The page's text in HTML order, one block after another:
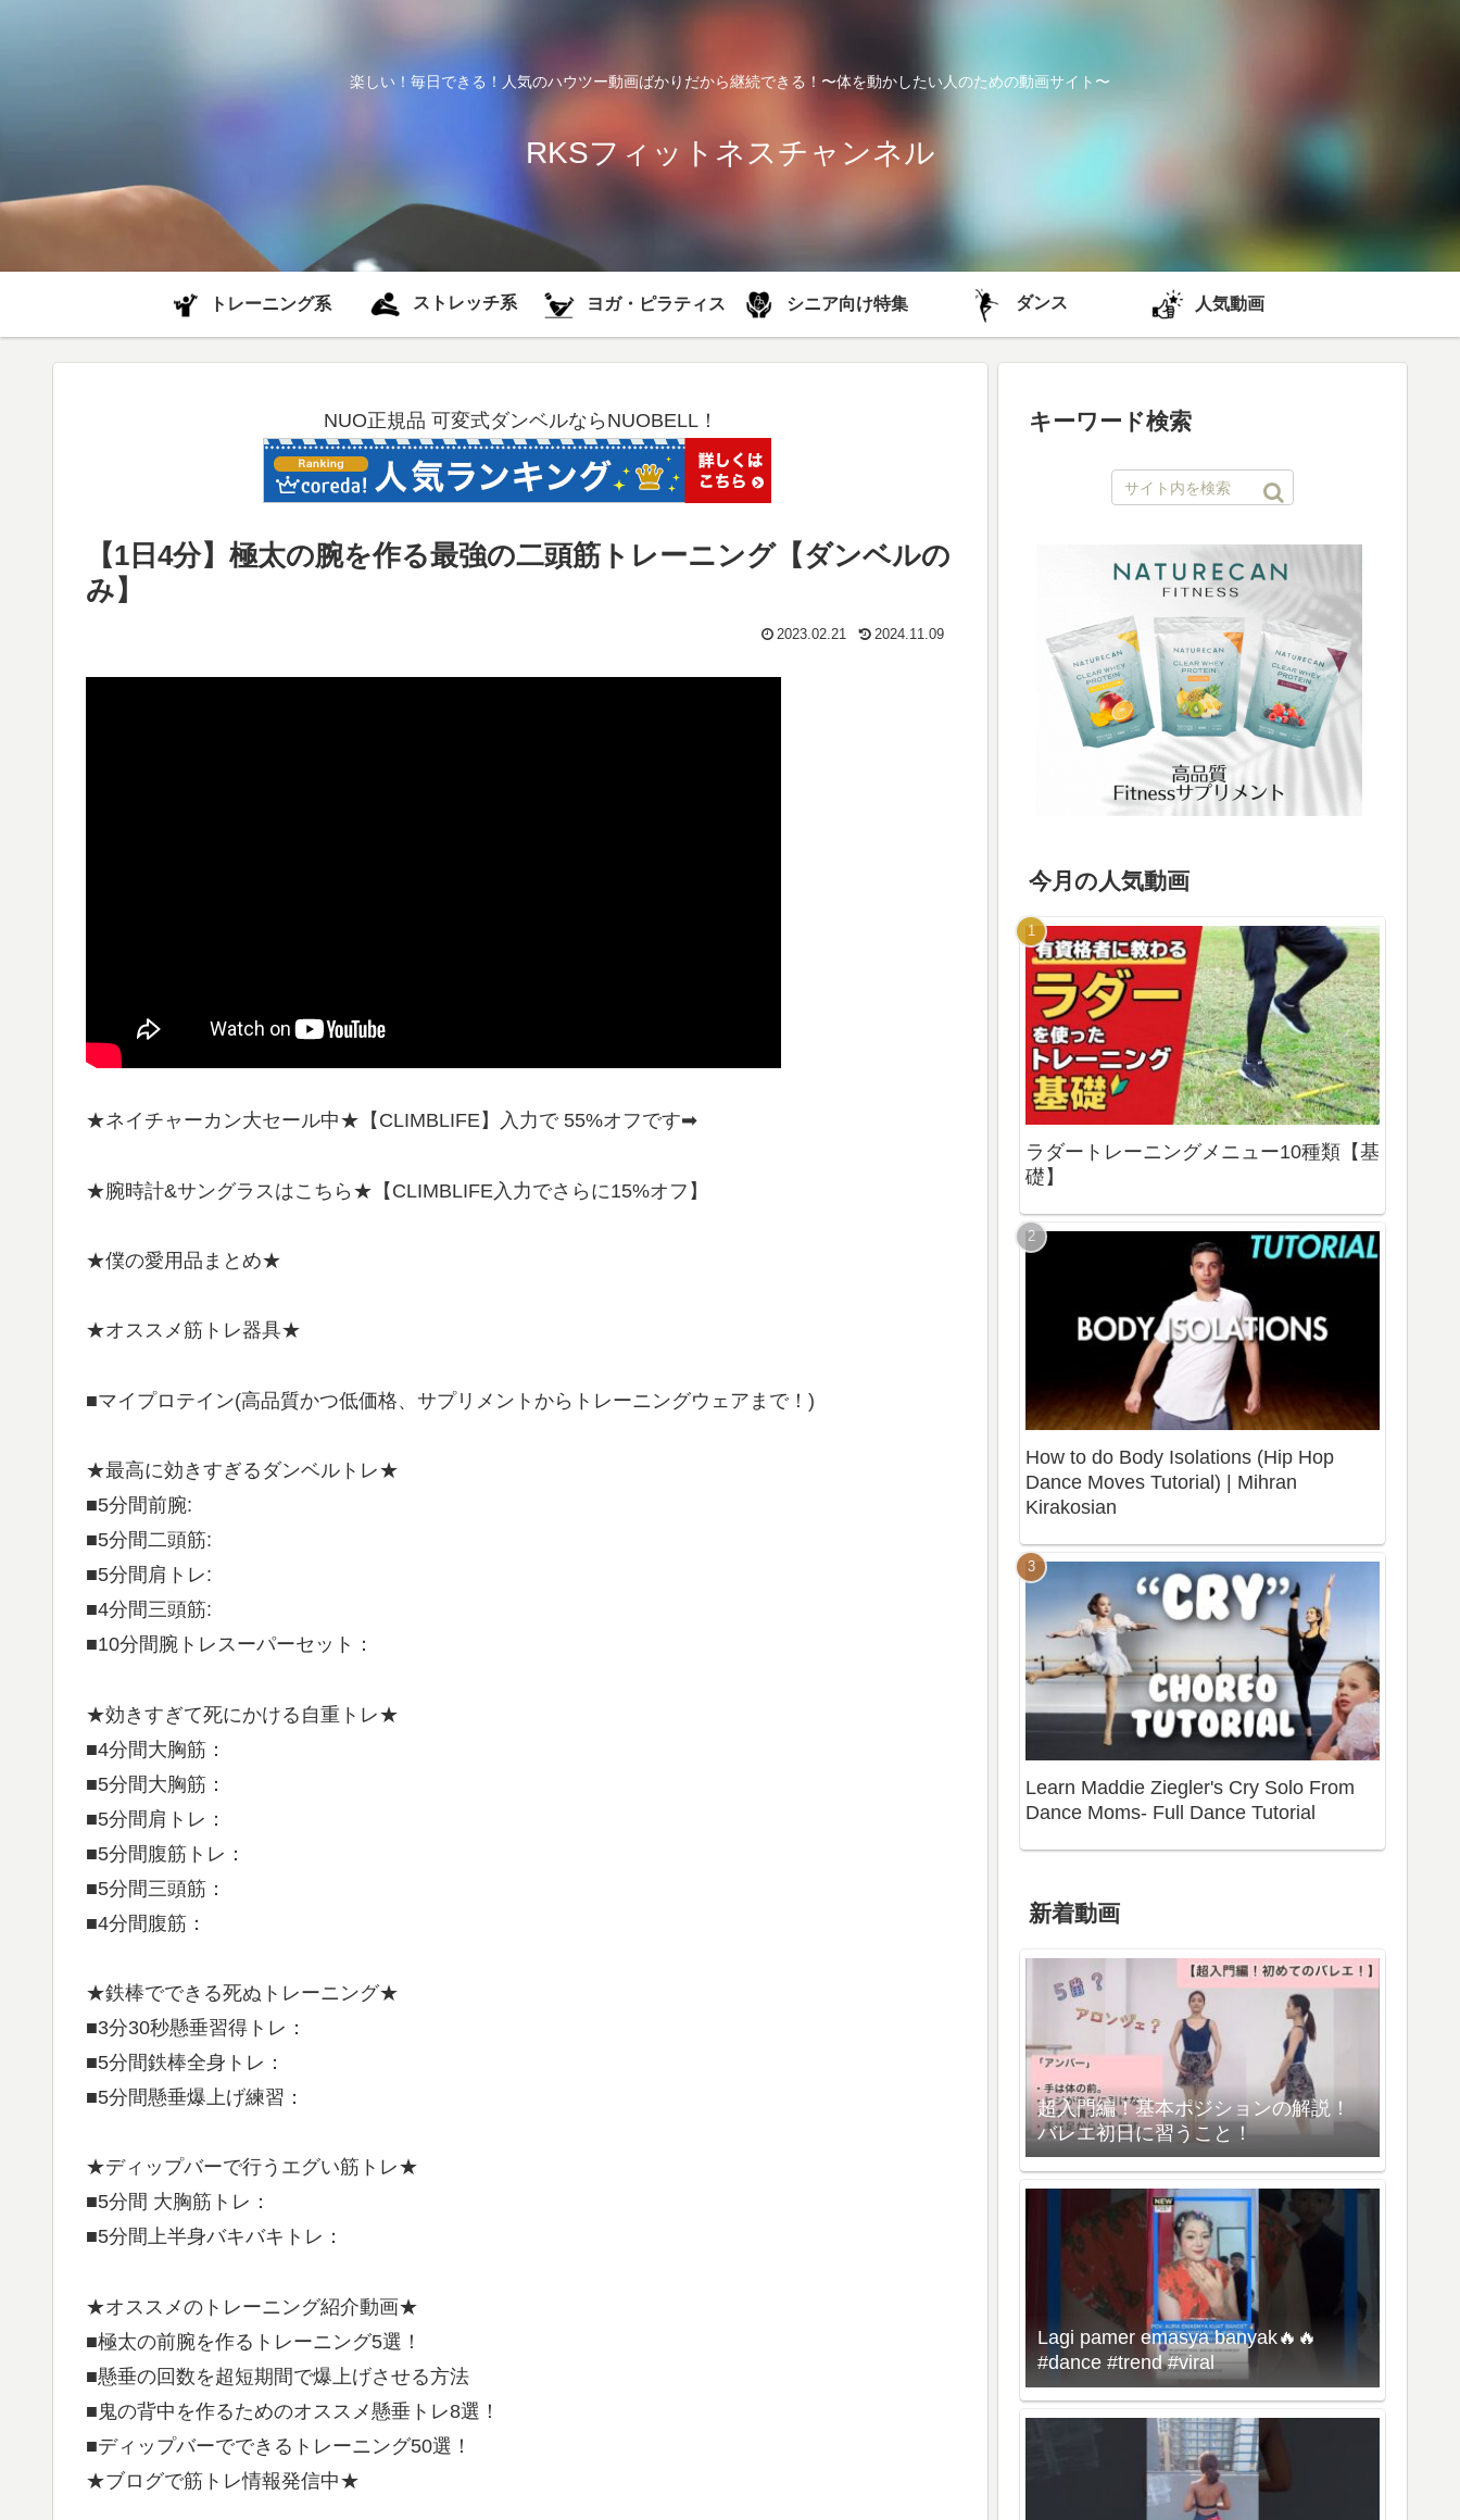
楽しい！毎日できる！人気のハウツー動画ばかりだから継続できる！〜体を動かしたい人のための動画サイト〜
RKSフィットネスチャンネル
トレーニング系 ストレッチ系 ヨガ・ピラティス シニア向け特集 ダンス 人気動画
NUO正規品 可変式ダンベルならNUOBELL！
【1日4分】極太の腕を作る最強の二頭筋トレーニング【ダンベルの
み】
2023.02.21 2024.11.09
★ネイチャーカン大セール中★【CLIMBLIFE】入力で 55%オフです➡︎
★腕時計&サングラスはこちら★【CLIMBLIFE入力でさらに15%オフ】
★僕の愛用品まとめ★
★オススメ筋トレ器具★
■マイプロテイン(高品質かつ低価格、サプリメントからトレーニングウェアまで！)
★最高に効きすぎるダンベルトレ★
■5分間前腕:
■5分間二頭筋:
■5分間肩トレ:
■4分間三頭筋:
■10分間腕トレスーパーセット：
★効きすぎて死にかける自重トレ★
■4分間大胸筋：
■5分間大胸筋：
■5分間肩トレ：
■5分間腹筋トレ：
■5分間三頭筋：
■4分間腹筋：
★鉄棒でできる死ぬトレーニング★
■3分30秒懸垂習得トレ：
■5分間鉄棒全身トレ：
■5分間懸垂爆上げ練習：
★ディップバーで行うエグい筋トレ★
■5分間 大胸筋トレ：
■5分間上半身バキバキトレ：
★オススメのトレーニング紹介動画★
■極太の前腕を作るトレーニング5選！
■懸垂の回数を超短期間で爆上げさせる方法
■鬼の背中を作るためのオススメ懸垂トレ8選！
■ディップバーでできるトレーニング50選！
★ブログで筋トレ情報発信中★
キーワード検索
今月の人気動画
ラダートレーニングメニュー10種類【基
礎】
How to do Body Isolations (Hip Hop
Dance Moves Tutorial) | Mihran
Kirakosian
Learn Maddie Ziegler's Cry Solo From
Dance Moms- Full Dance Tutorial
新着動画
超入門編！基本ポジションの解説！
バレエ初日に習うこと！
Lagi pamer emasya banyak🔥🔥
#dance #trend #viral